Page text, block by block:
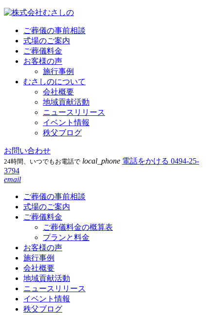
ご葬儀の事前相談
式場のご案内
ご葬儀料金
お客様の声
施行事例
むさしのについて
会社概要
地域貢献活動
ニュースリリース
イベント情報
秩父ブログ
お問い合わせ
24時間、いつでもお電話で local_phone 電話をかける 0494-25-
3794
email
ご葬儀の事前相談
式場のご案内
ご葬儀料金
ご葬儀料金の概算表
プランと料金
お客様の声
施行事例
会社概要
地域貢献活動
ニュースリリース
イベント情報
秩父ブログ